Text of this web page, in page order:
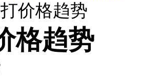
价格趋势
格趋势